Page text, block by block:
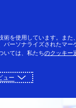
・個人事業主のお
ラブル決済​
を使用しています。また
ーソナライズされたマ
いては、私たちのクッキー
ュー